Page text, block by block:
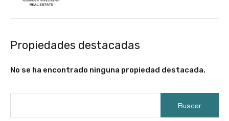
Propiedades destacadas
No se ha encontrado ninguna propiedad destacada.